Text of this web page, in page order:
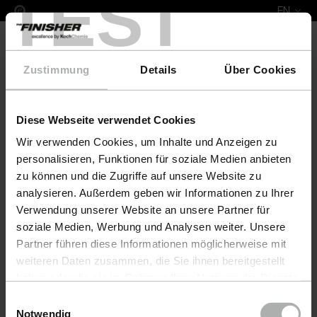
TEST
Zustimmung Details Über Cookies
Diese Webseite verwendet Cookies
Wir verwenden Cookies, um Inhalte und Anzeigen zu
personalisieren, Funktionen für soziale Medien anbieten
zu können und die Zugriffe auf unsere Website zu
analysieren. Außerdem geben wir Informationen zu Ihrer
Verwendung unserer Website an unsere Partner für
soziale Medien, Werbung und Analysen weiter. Unsere
Partner führen diese Informationen möglicherweise mit
weiteren Daten zusammen, die Sie ihnen bereitgestellt
Einstellungen zu den Cookies finden Sie unter
Notwendig
EN
Leather Fresh Set XS Volkswagen